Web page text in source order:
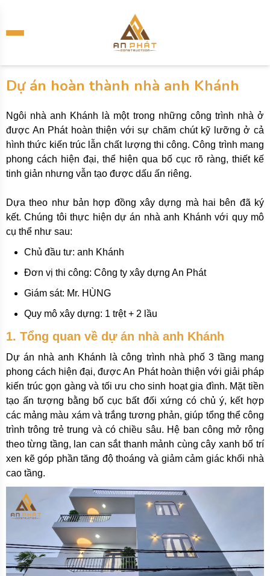
Dự án hoàn thành nhà anh Khánh
Ngôi nhà anh Khánh là một trong những công trình nhà ở
được An Phát hoàn thiện với sự chăm chút kỹ lưỡng ở cả
hình thức kiến trúc lẫn chất lượng thi công. Công trình mang
phong cách hiện đại, thể hiện qua bố cục rõ ràng, thiết kế
tinh giản nhưng vẫn tạo được dấu ấn riêng.
Dựa theo như bản hợp đồng xây dựng mà hai bên đã ký
kết. Chúng tôi thực hiện dự án nhà anh Khánh với quy mô
cụ thể như sau:
Chủ đầu tư: anh Khánh
Đơn vị thi công: Công ty xây dựng An Phát
Giám sát: Mr. HÙNG
Quy mô xây dựng: 1 trệt + 2 lầu
1. Tổng quan về dự án nhà anh Khánh
Dự án nhà anh Khánh là công trình nhà phố 3 tầng mang
phong cách hiện đại, được An Phát hoàn thiện với giải pháp
kiến trúc gọn gàng và tối ưu cho sinh hoạt gia đình. Mặt tiền
tạo ấn tượng bằng bố cục bất đối xứng có chủ ý, kết hợp
các mảng màu xám và trắng tương phản, giúp tổng thể công
trình trông trẻ trung và có chiều sâu. Hệ ban công mở rộng
theo từng tầng, lan can sắt thanh mảnh cùng cây xanh bố trí
xen kẽ góp phần tăng độ thoáng và giảm cảm giác khối nhà
cao tầng.